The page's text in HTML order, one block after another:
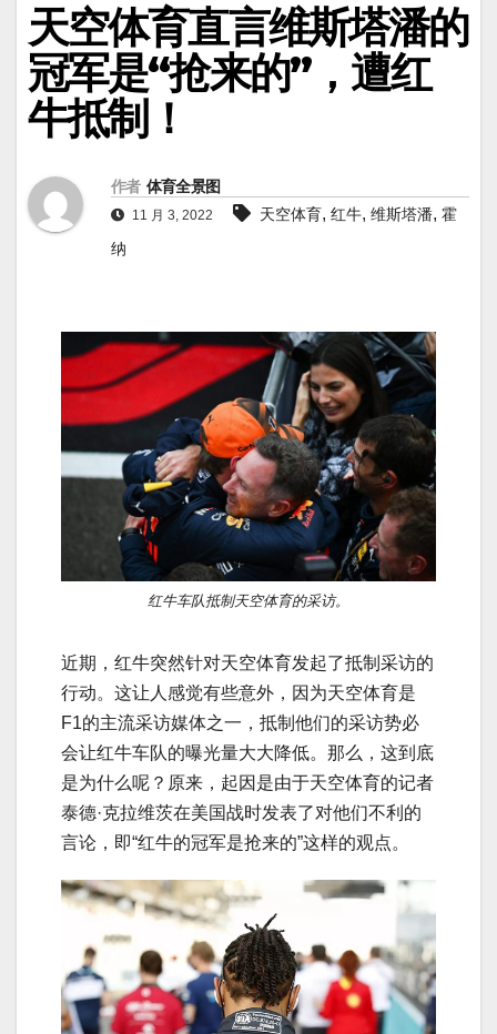
天空体育直言维斯塔潘的
冠军是“抢来的”，遭红
牛抵制！
作者 体育全景图
11 月 3, 2022 天空体育, 红牛, 维斯塔潘, 霍
纳
红牛车队抵制天空体育的采访。
近期，红牛突然针对天空体育发起了抵制采访的
行动。这让人感觉有些意外，因为天空体育是
F1的主流采访媒体之一，抵制他们的采访势必
会让红牛车队的曝光量大大降低。那么，这到底
是为什么呢？原来，起因是由于天空体育的记者
泰德·克拉维茨在美国战时发表了对他们不利的
言论，即“红牛的冠军是抢来的”这样的观点。